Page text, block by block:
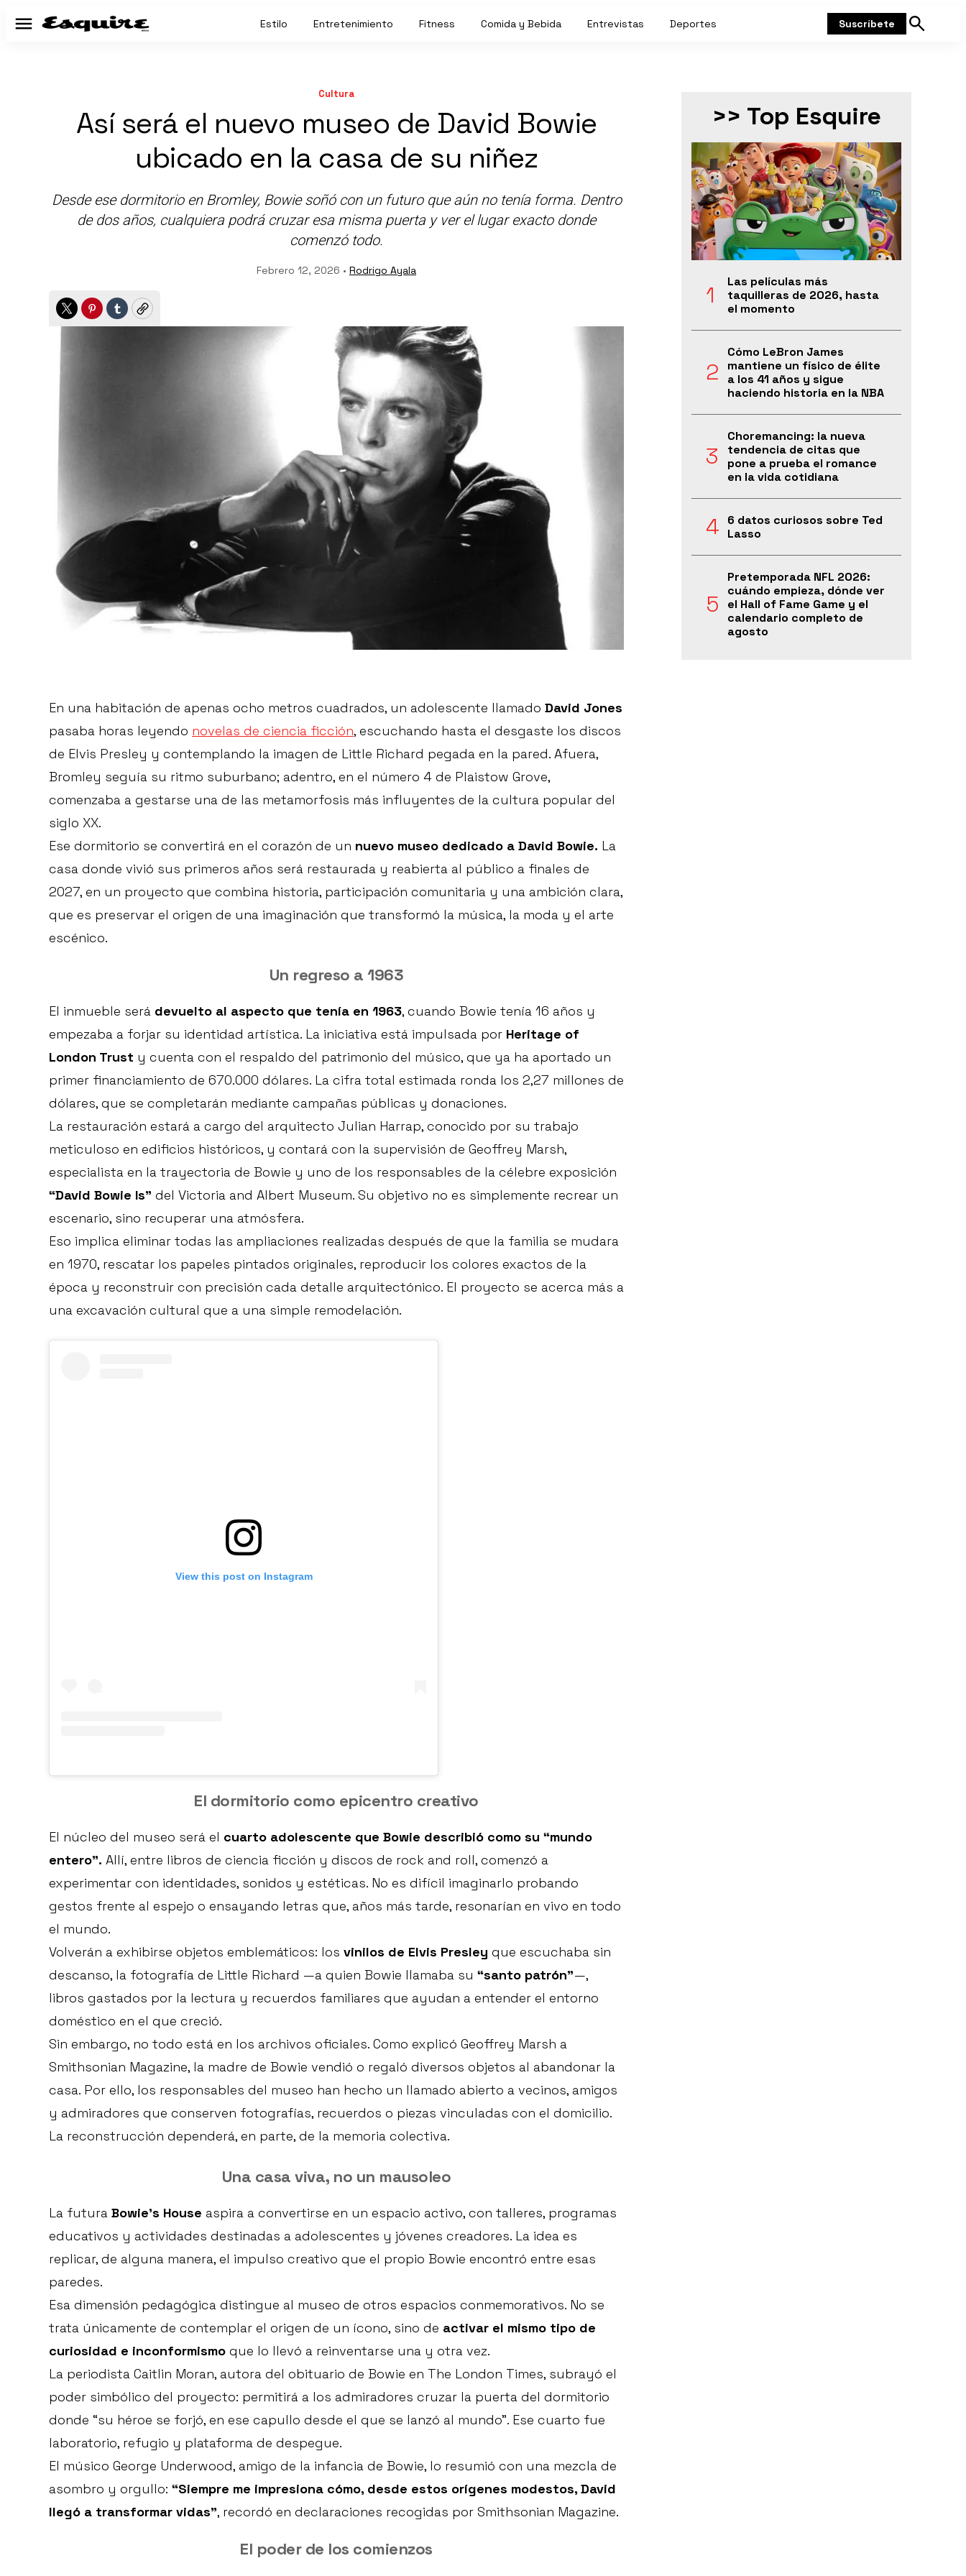
Menú Estilo Entretenimiento Fitness Comida y Bebida Entrevistas Deportes Suscríbete
Mostrar
Cultura
Así será el nuevo museo de David Bowie
ubicado en la casa de su niñez
Desde ese dormitorio en Bromley, Bowie soñó con un futuro que aún no tenía forma. Dentro
de dos años, cualquiera podrá cruzar esa misma puerta y ver el lugar exacto donde
comenzó todo.
Febrero 12, 2026 • Rodrigo Ayala
TwitterPinterest
TumblrCopy
En una habitación de apenas ocho metros cuadrados, un adolescente llamado David Jones
pasaba horas leyendo novelas de ciencia ficción, escuchando hasta el desgaste los discos
de Elvis Presley y contemplando la imagen de Little Richard pegada en la pared. Afuera,
Bromley seguía su ritmo suburbano; adentro, en el número 4 de Plaistow Grove,
comenzaba a gestarse una de las metamorfosis más influyentes de la cultura popular del
siglo XX.
Ese dormitorio se convertirá en el corazón de un nuevo museo dedicado a David Bowie. La
casa donde vivió sus primeros años será restaurada y reabierta al público a finales de
2027, en un proyecto que combina historia, participación comunitaria y una ambición clara,
que es preservar el origen de una imaginación que transformó la música, la moda y el arte
escénico.
Un regreso a 1963
El inmueble será devuelto al aspecto que tenía en 1963, cuando Bowie tenía 16 años y
empezaba a forjar su identidad artística. La iniciativa está impulsada por Heritage of
London Trust y cuenta con el respaldo del patrimonio del músico, que ya ha aportado un
primer financiamiento de 670.000 dólares. La cifra total estimada ronda los 2,27 millones de
dólares, que se completarán mediante campañas públicas y donaciones.
La restauración estará a cargo del arquitecto Julian Harrap, conocido por su trabajo
meticuloso en edificios históricos, y contará con la supervisión de Geoffrey Marsh,
especialista en la trayectoria de Bowie y uno de los responsables de la célebre exposición
“David Bowie Is” del Victoria and Albert Museum. Su objetivo no es simplemente recrear un
escenario, sino recuperar una atmósfera.
Eso implica eliminar todas las ampliaciones realizadas después de que la familia se mudara
en 1970, rescatar los papeles pintados originales, reproducir los colores exactos de la
época y reconstruir con precisión cada detalle arquitectónico. El proyecto se acerca más a
una excavación cultural que a una simple remodelación.
View this post on Instagram
El dormitorio como epicentro creativo
El núcleo del museo será el cuarto adolescente que Bowie describió como su “mundo
entero”. Allí, entre libros de ciencia ficción y discos de rock and roll, comenzó a
experimentar con identidades, sonidos y estéticas. No es difícil imaginarlo probando
gestos frente al espejo o ensayando letras que, años más tarde, resonarían en vivo en todo
el mundo.
Volverán a exhibirse objetos emblemáticos: los vinilos de Elvis Presley que escuchaba sin
descanso, la fotografía de Little Richard —a quien Bowie llamaba su “santo patrón”—,
libros gastados por la lectura y recuerdos familiares que ayudan a entender el entorno
doméstico en el que creció.
Sin embargo, no todo está en los archivos oficiales. Como explicó Geoffrey Marsh a
Smithsonian Magazine, la madre de Bowie vendió o regaló diversos objetos al abandonar la
casa. Por ello, los responsables del museo han hecho un llamado abierto a vecinos, amigos
y admiradores que conserven fotografías, recuerdos o piezas vinculadas con el domicilio.
La reconstrucción dependerá, en parte, de la memoria colectiva.
Una casa viva, no un mausoleo
La futura Bowie’s House aspira a convertirse en un espacio activo, con talleres, programas
educativos y actividades destinadas a adolescentes y jóvenes creadores. La idea es
replicar, de alguna manera, el impulso creativo que el propio Bowie encontró entre esas
paredes.
Esa dimensión pedagógica distingue al museo de otros espacios conmemorativos. No se
trata únicamente de contemplar el origen de un ícono, sino de activar el mismo tipo de
curiosidad e inconformismo que lo llevó a reinventarse una y otra vez.
La periodista Caitlin Moran, autora del obituario de Bowie en The London Times, subrayó el
poder simbólico del proyecto: permitirá a los admiradores cruzar la puerta del dormitorio
donde “su héroe se forjó, en ese capullo desde el que se lanzó al mundo”. Ese cuarto fue
laboratorio, refugio y plataforma de despegue.
El músico George Underwood, amigo de la infancia de Bowie, lo resumió con una mezcla de
asombro y orgullo: “Siempre me impresiona cómo, desde estos orígenes modestos, David
llegó a transformar vidas”, recordó en declaraciones recogidas por Smithsonian Magazine.
El poder de los comienzos
>> Top Esquire
Las películas más
taquilleras de 2026, hasta
el momento
Cómo LeBron James
mantiene un físico de élite
a los 41 años y sigue
haciendo historia en la NBA
Choremancing: la nueva
tendencia de citas que
pone a prueba el romance
en la vida cotidiana
6 datos curiosos sobre Ted
Lasso
Pretemporada NFL 2026:
cuándo empieza, dónde ver
el Hall of Fame Game y el
calendario completo de
agosto